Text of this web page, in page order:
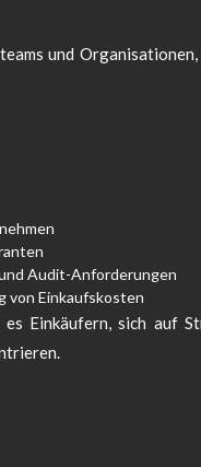
und
Audit-Anforderungen
von Einkaufskosten
Einkäufern, sich auf